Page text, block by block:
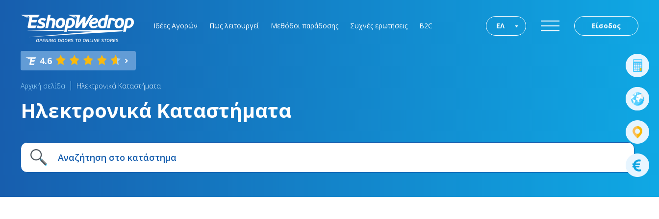
Ιδέες Αγορών Πως λειτουργεί Μεθόδοι παράδοσης Συχνές ερωτήσεις B2C Είσοδος
ΕΛ
4.6
Αρχική σελίδα Ηλεκτρονικά Καταστήματα
Ηλεκτρονικά Καταστήματα